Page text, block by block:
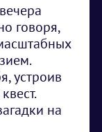
говоря,
устроив
на